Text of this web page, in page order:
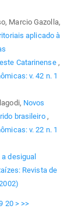
Marcio Gazolla,
aplicado à
Catarinense ,
v. 42 n. 1
Novos
brasileiro ,
v. 22 n. 1
desigual
Revista de
20 > >>